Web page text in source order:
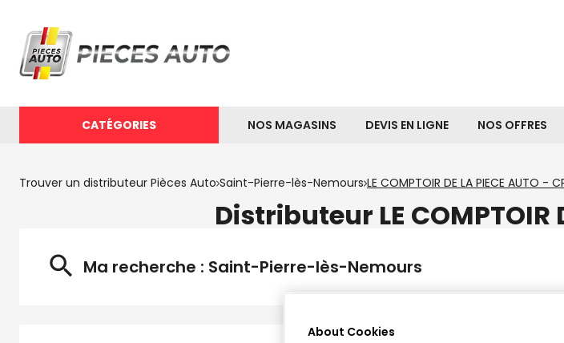
CATÉGORIES NOS MAGASINS DEVIS EN LIGNE NOS OFFRES
Trouver un distributeur Pièces Auto Saint-Pierre-lès-Nemours LE COMPTOIR DE LA PIECE AUTO -
Distributeur LE COMPTOIR
Ma recherche : Saint-Pierre-lès-Nemours
About Cookies